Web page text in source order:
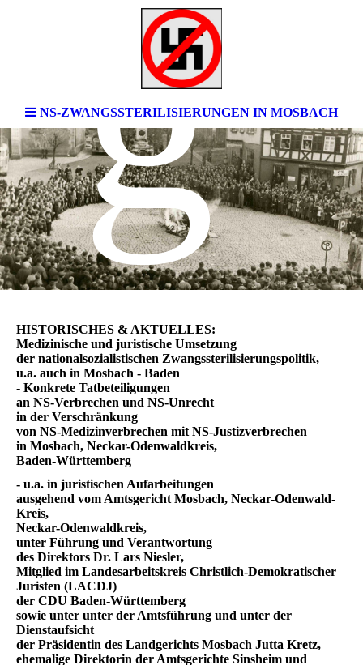
NS-ZWANGSSTERILISIERUNGEN IN MOSBACH
g
HISTORISCHES & AKTUELLES:
Medizinische und juristische Umsetzung
der nationalsozialistischen Zwangssterilisierungspolitik,
u.a. auch in Mosbach - Baden
- Konkrete Tatbeteiligungen
an NS-Verbrechen und NS-Unrecht
in der Verschränkung
von NS-Medizinverbrechen mit NS-Justizverbrechen
in Mosbach, Neckar-Odenwaldkreis,
Baden-Württemberg
- u.a. in juristischen Aufarbeitungen
ausgehend vom Amtsgericht Mosbach, Neckar-Odenwald-
Kreis,
Neckar-Odenwaldkreis,
unter Führung und Verantwortung
des Direktors Dr. Lars Niesler,
Mitglied im Landesarbeitskreis Christlich-Demokratischer
Juristen (LACDJ)
der CDU Baden-Württemberg
sowie unter unter der Amtsführung und unter der
Dienstaufsicht
der Präsidentin des Landgerichts Mosbach Jutta Kretz,
ehemalige Direktorin der Amtsgerichte Sinsheim und